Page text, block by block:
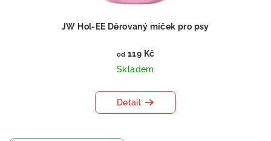
JW Hol-EE Děrovaný míček pro psy
od 119 Kč
Skladem
Detail